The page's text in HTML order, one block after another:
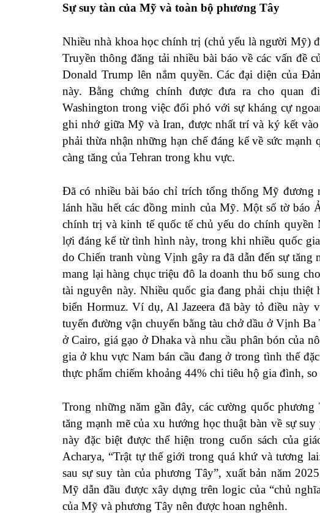
Sự suy tàn của Mỹ và toàn bộ phương Tây
Nhiều nhà khoa học chính trị (chủ yếu là người Mỹ)
Truyền thông đăng tải nhiều bài báo về các vấn đề
Donald Trump lên nắm quyền. Các đại diện của
này. Bằng chứng chính được đưa ra cho quan
Washington trong việc đối phó với sự kháng cự
ghi nhớ giữa Mỹ và Iran, được nhất trí và ký kết
phải thừa nhận những hạn chế đáng kể về sức
càng tăng của Tehran trong khu vực.
Đã có nhiều bài báo chỉ trích tổng thống Mỹ
lánh hầu hết các đồng minh của Mỹ. Một số tờ báo
chính trị và kinh tế quốc tế chủ yếu do chính
lợi đáng kể từ tình hình này, trong khi nhiều quốc
do Chiến tranh vùng Vịnh gây ra đã dẫn đến sự
mang lại hàng chục triệu đô la doanh thu bổ sung
tài nguyên này. Nhiều quốc gia đang phải chịu
biển Hormuz. Ví dụ, Al Jazeera đã bày tỏ điều này
tuyến đường vận chuyển bằng tàu chở dầu ở Vịnh
ở Cairo, giá gạo ở Dhaka và nhu cầu phân bón của
gia ở khu vực Nam bán cầu đang ở trong tình thế
thực phẩm chiếm khoảng 44% chi tiêu hộ gia đình,
Trong những năm gần đây, các cường quốc
tăng mạnh mẽ của xu hướng học thuật bàn về sự
này đặc biệt được thể hiện trong cuốn sách của
Acharya, “Trật tự thế giới trong quá khứ và tương
sau sự suy tàn của phương Tây”, xuất bản năm
Mỹ dẫn đầu được xây dựng trên logic của “chủ
của Mỹ và phương Tây nên được hoan nghênh.